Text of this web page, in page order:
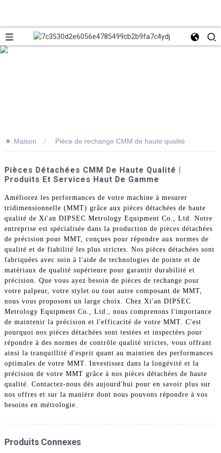
>> Maison Pièce de rechange CMM de haute qualité
Pièces Détachées CMM De Haute Qualité |
Produits Et Services Haut De Gamme
Améliorez les performances de votre machine à mesurer
tridimensionnelle (MMT) grâce aux pièces détachées de haute
qualité de Xi'an DIPSEC Metrology Equipment Co., Ltd. Notre
entreprise est spécialisée dans la production de pièces détachées
de précision pour MMT, conçues pour répondre aux normes de
qualité et de fiabilité les plus strictes. Nos pièces détachées sont
fabriquées avec soin à l'aide de technologies de pointe et de
matériaux de qualité supérieure pour garantir durabilité et
précision. Que vous ayez besoin de pièces de rechange pour
votre palpeur, votre stylet ou tout autre composant de MMT,
nous vous proposons un large choix. Chez Xi'an DIPSEC
Metrology Equipment Co., Ltd., nous comprenons l'importance
de maintenir la précision et l'efficacité de votre MMT. C'est
pourquoi nos pièces détachées sont testées et inspectées pour
répondre à des normes de contrôle qualité strictes, vous offrant
ainsi la tranquillité d'esprit quant au maintien des performances
optimales de votre MMT. Investissez dans la longévité et la
précision de votre MMT grâce à nos pièces détachées de haute
qualité. Contactez-nous dès aujourd'hui pour en savoir plus sur
nos offres et sur la manière dont nous pouvons répondre à vos
besoins en métrologie.
Produits Connexes